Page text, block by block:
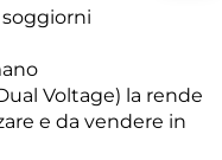
Voltage) la rende
e da vendere in